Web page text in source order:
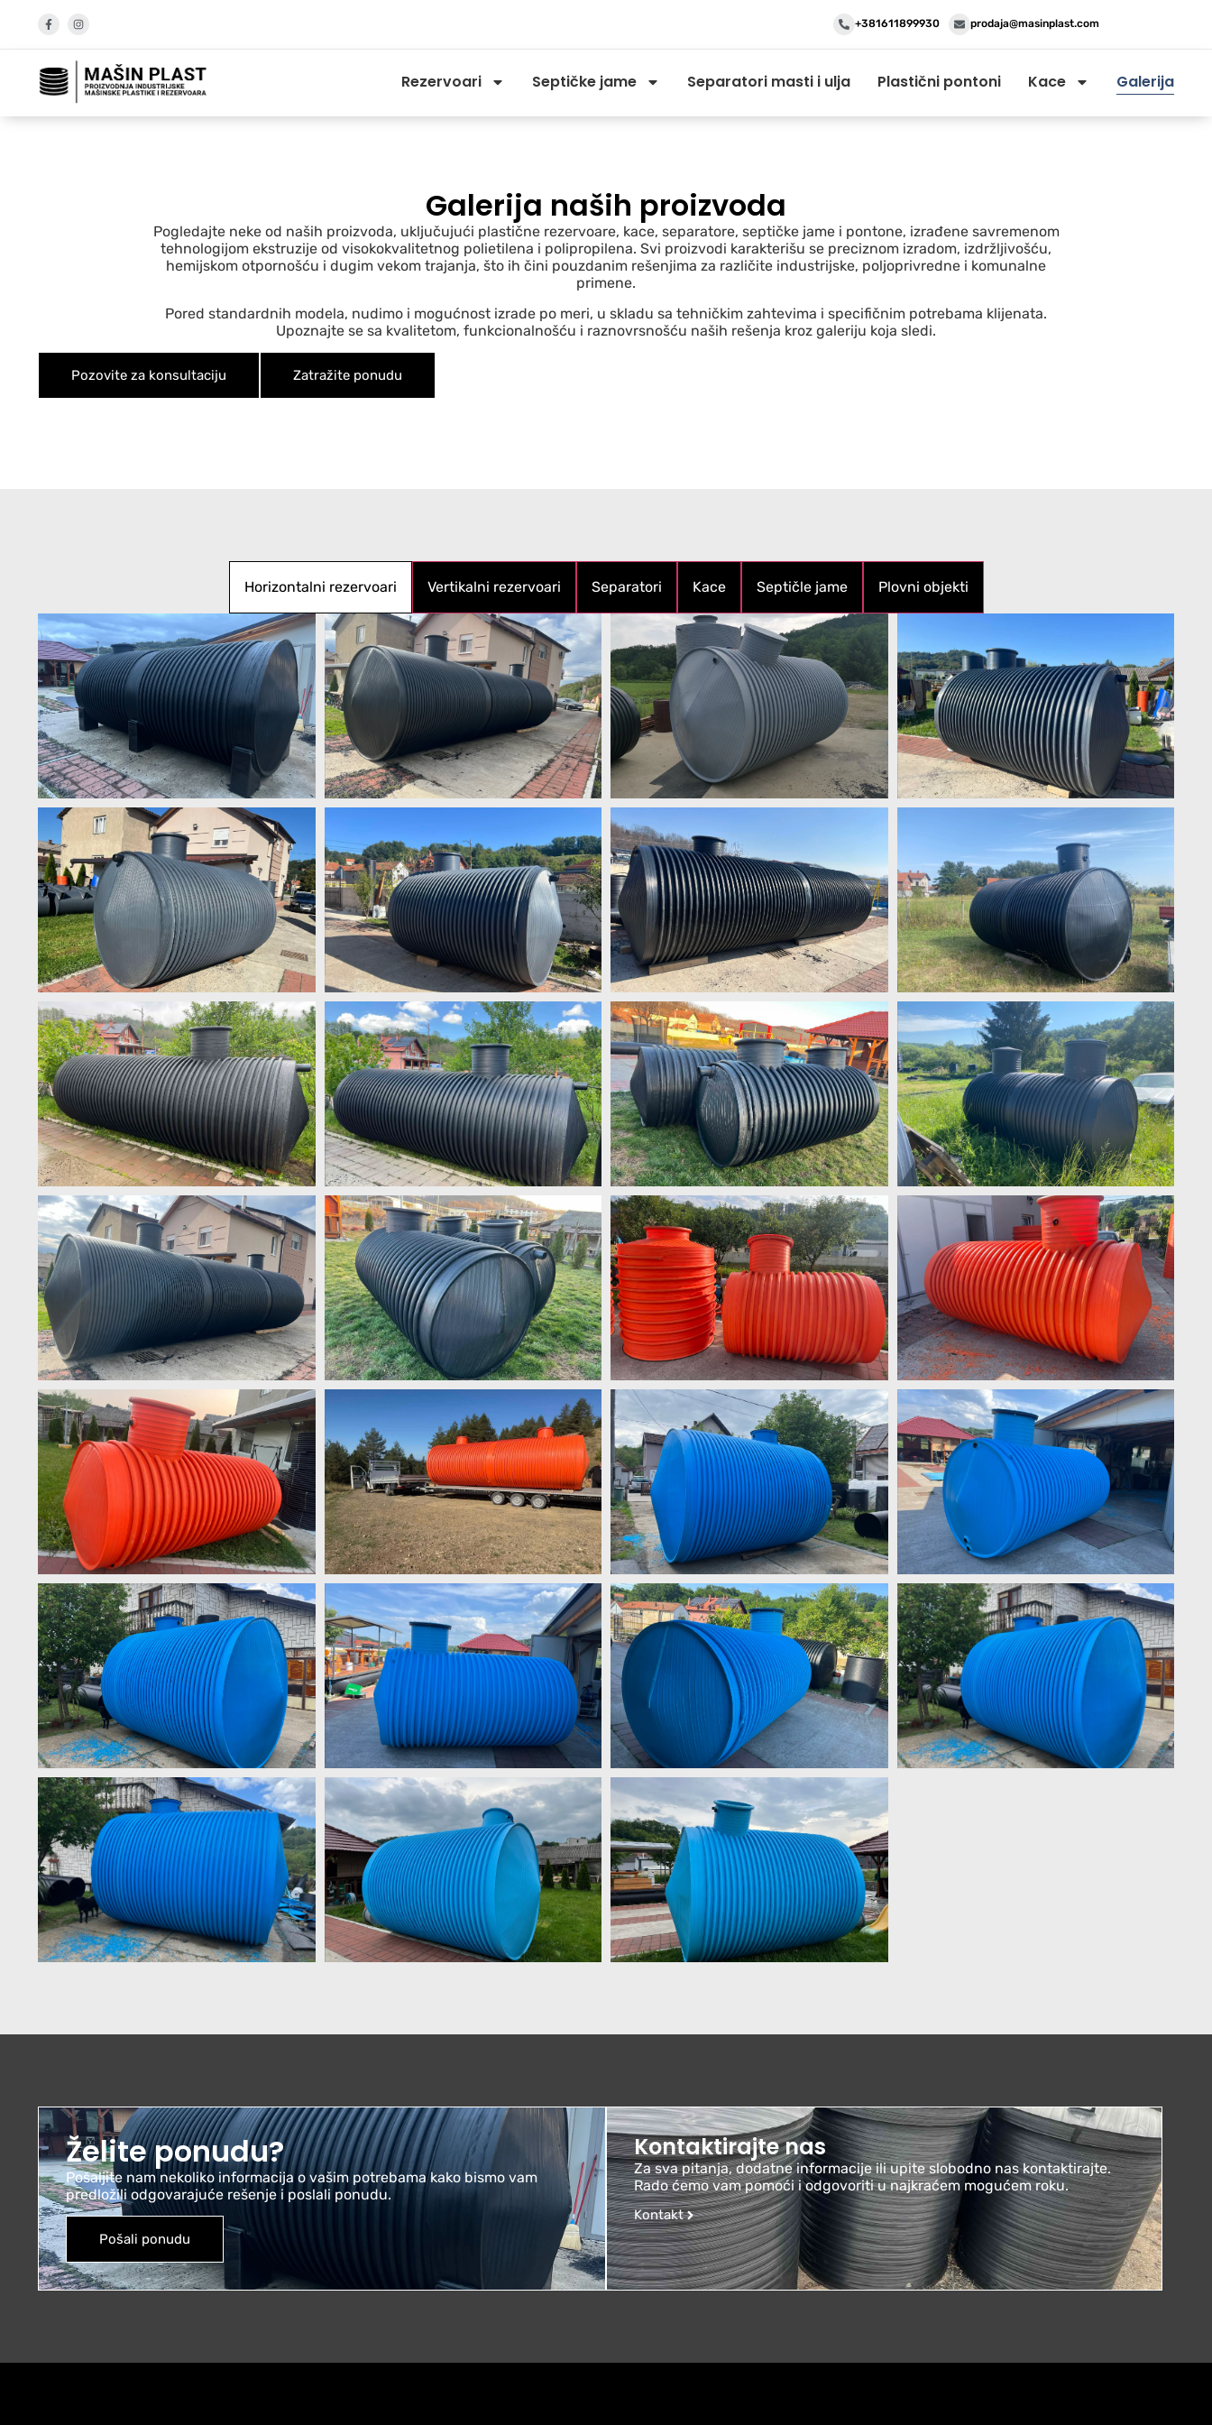
+381611899930 prodaja@masinplast.com
Rezervoari Septičke jame Separatori masti i ulja Plastični pontoni Kace Galerija
Galerija naših proizvoda
Pogledajte neke od naših proizvoda, uključujući plastične rezervoare, kace, separatore, septičke jame i pontone, izrađene savremenom
tehnologijom ekstruzije od visokokvalitetnog polietilena i polipropilena. Svi proizvodi karakterišu se preciznom izradom, izdržljivošću,
hemijskom otpornošću i dugim vekom trajanja, što ih čini pouzdanim rešenjima za različite industrijske, poljoprivredne i komunalne
primene.
Pored standardnih modela, nudimo i mogućnost izrade po meri, u skladu sa tehničkim zahtevima i specifičnim potrebama klijenata.
Upoznajte se sa kvalitetom, funkcionalnošću i raznovrsnošću naših rešenja kroz galeriju koja sledi.
Pozovite za konsultaciju Zatražite ponudu
Horizontalni rezervoari Vertikalni rezervoari Separatori Kace Septičle jame Plovni objekti
Želite ponudu?
Pošaljite nam nekoliko informacija o vašim potrebama kako bismo vam
predložili odgovarajuće rešenje i poslali ponudu.
Pošali ponudu
Kontaktirajte nas
Za sva pitanja, dodatne informacije ili upite slobodno nas kontaktirajte.
Rado ćemo vam pomoći i odgovoriti u najkraćem mogućem roku.
Kontakt